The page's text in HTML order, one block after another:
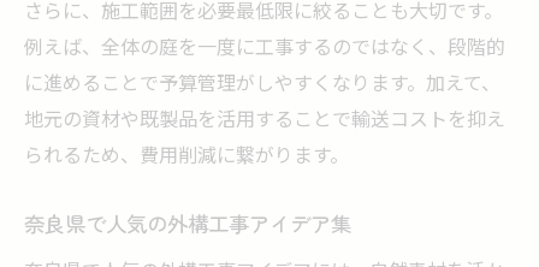
さらに、施工範囲を必要最低限に絞ることも大切です。
例えば、全体の庭を一度に工事するのではなく、段階的
に進めることで予算管理がしやすくなります。加えて、
地元の資材や既製品を活用することで輸送コストを抑え
られるため、費用削減に繋がります。
奈良県で人気の外構工事アイデア集